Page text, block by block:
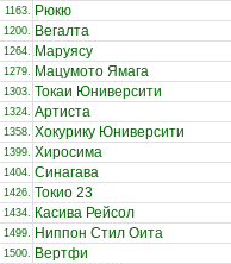
1163. Рюкю
1200. Вегалта
1264. Маруясу
1279. Мацумото Ямага
1303. Токаи Юниверсити
1324. Артиста
1358. Хокурику Юниверсити
1399. Хиросима
1404. Синагава
1426. Токио 23
1434. Касива Рейсол
1499. Ниппон Стил Оита
1500. Вертфи